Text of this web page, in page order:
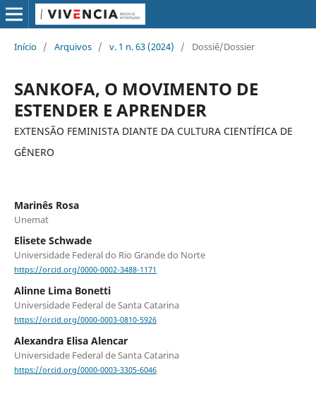
Início / Arquivos / v. 1 n. 63 (2024) / Dossiê/Dossier
SANKOFA, O MOVIMENTO DE
ESTENDER E APRENDER
EXTENSÃO FEMINISTA DIANTE DA CULTURA CIENTÍFICA DE
GÊNERO
Marinês Rosa
Unemat
Elisete Schwade
Universidade Federal do Rio Grande do Norte
https://orcid.org/0000-0002-3488-1171
Alinne Lima Bonetti
Universidade Federal de Santa Catarina
https://orcid.org/0000-0003-0810-5926
Alexandra Elisa Alencar
Universidade Federal de Santa Catarina
https://orcid.org/0000-0003-3305-6046